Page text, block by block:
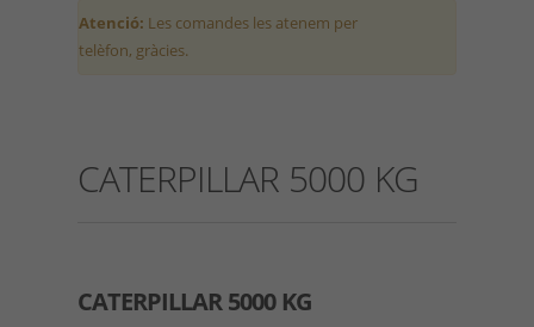
Atenció: Les comandes les atenem per
telèfon, gràcies.
CATERPILLAR 5000 KG
CATERPILLAR 5000 KG